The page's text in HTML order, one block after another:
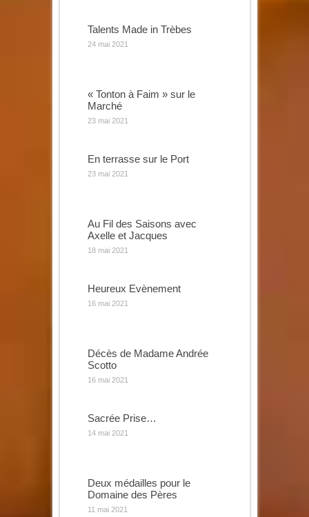
Talents Made in Trèbes
24 mai 2021
« Tonton à Faim » sur le
Marché
23 mai 2021
En terrasse sur le Port
23 mai 2021
Au Fil des Saisons avec
Axelle et Jacques
18 mai 2021
Heureux Evènement
16 mai 2021
Décès de Madame Andrée
Scotto
16 mai 2021
Sacrée Prise…
14 mai 2021
Deux médailles pour le
Domaine des Pères
11 mai 2021